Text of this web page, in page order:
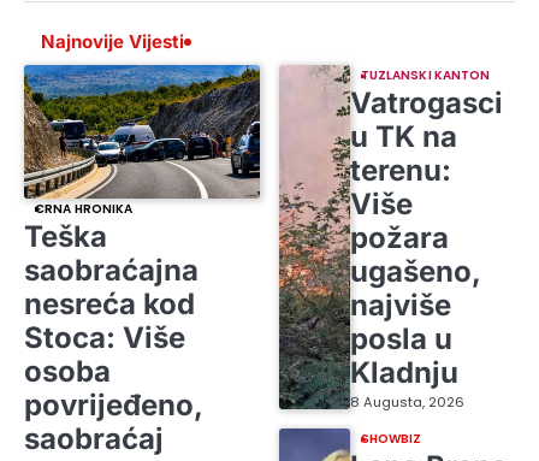
Najnovije Vijesti
CRNA HRONIKA
Teška
saobraćajna
nesreća kod
Stoca: Više
osoba
povrijeđeno,
saobraćaj
TUZLANSKI KANTON
Vatrogasci
u TK na
terenu:
Više
požara
ugašeno,
najviše
posla u
Kladnju
8 Augusta, 2026
SHOWBIZ